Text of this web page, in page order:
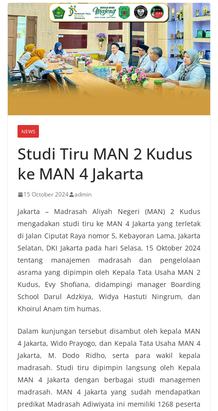
NEWS
Studi Tiru MAN 2 Kudus
ke MAN 4 Jakarta
15 October 2024 admin
Jakarta – Madrasah Aliyah Negeri (MAN) 2 Kudus
mengadakan studi tiru ke MAN 4 Jakarta yang terletak
di Jalan Ciputat Raya nomor 5, Kebayoran Lama, Jakarta
Selatan, DKI Jakarta pada hari Selasa, 15 Oktober 2024
tentang manajemen madrasah dan pengelolaan
asrama yang dipimpin oleh Kepala Tata Usaha MAN 2
Kudus, Evy Shofiana, didampingi manager Boarding
School Darul Adzkiya, Widya Hastuti Ningrum, dan
Khoirul Anam tim humas.
Dalam kunjungan tersebut disambut oleh kepala MAN
4 Jakarta, Wido Prayogo, dan Kepala Tata Usaha MAN 4
Jakarta, M. Dodo Ridho, serta para wakil kepala
madrasah. Studi tiru dipimpin langsung oleh Kepala
MAN 4 Jakarta dengan berbagai studi managemen
madrasah. MAN 4 Jakarta yang sudah mendapatkan
predikat Madrasah Adiwiyata ini memiliki 1268 peserta